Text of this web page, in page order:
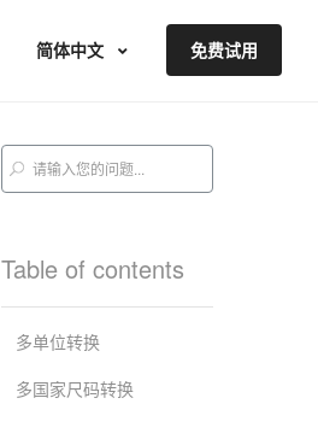
简体中文 免费试用
Table of contents
多单位转换
多国家尺码转换